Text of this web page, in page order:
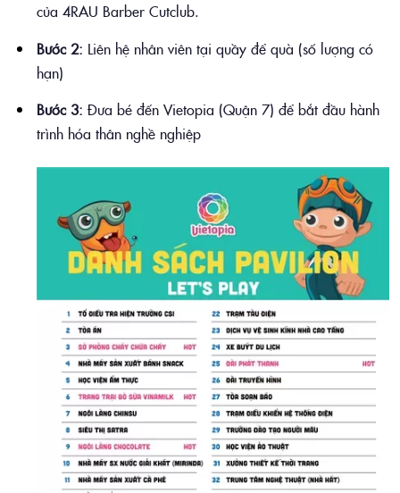
của 4RAU Barber Cutclub.
Bước 2: Liên hệ nhân viên tại quầy để quà (số lượng có
hạn)
Bước 3: Đưa bé đến Vietopia (Quận 7) để bắt đầu hành
trình hóa thân nghề nghiệp